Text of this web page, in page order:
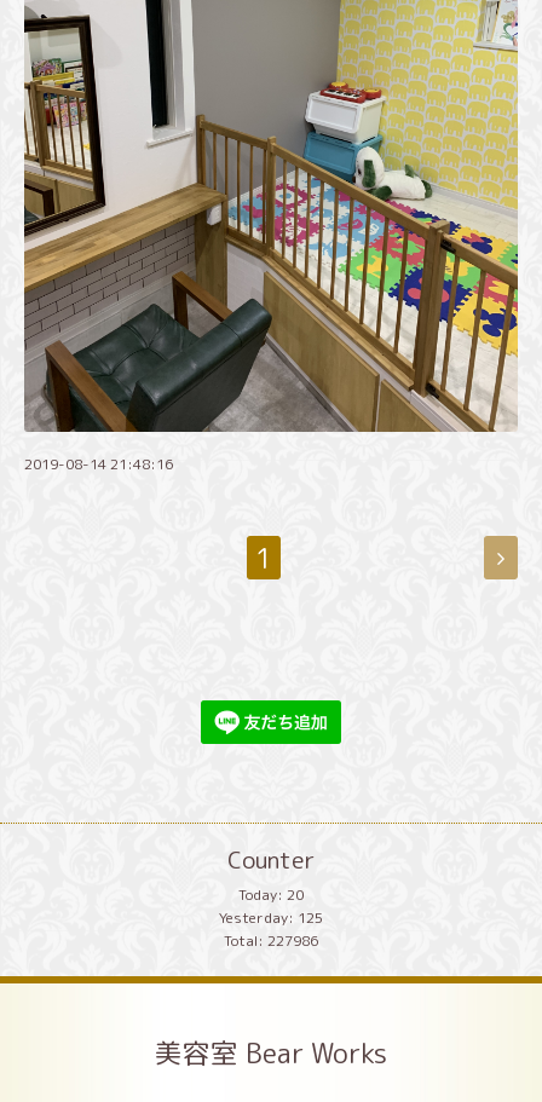
2019-08-14 21:48:16
1
Counter
Today: 20
Yesterday: 125
Total: 227986
美容室 Bear Works